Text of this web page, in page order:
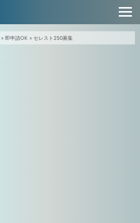
» 即申請OK » セレスト250募集